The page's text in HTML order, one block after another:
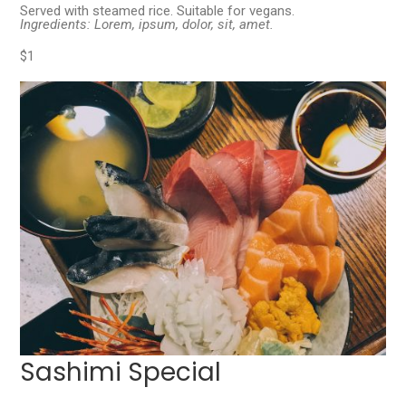
Served with steamed rice. Suitable for vegans.
Ingredients: Lorem, ipsum, dolor, sit, amet.
$1
Sashimi Special